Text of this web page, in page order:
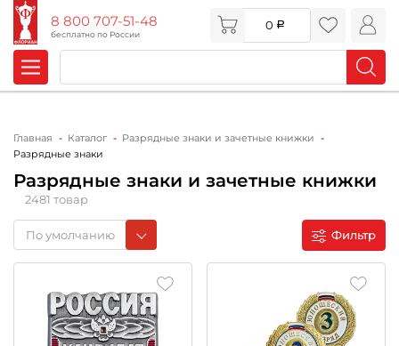
8 800 707-51-48
бесплатно по России
0
Главная Каталог
Разрядные знаки и зачетные книжки
Разрядные знаки
Разрядные знаки и зачетные книжки
2481 товар
По умолчанию Фильтр